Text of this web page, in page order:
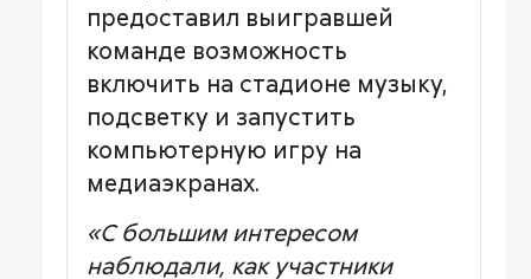
предоставил выигравшей
команде возможность
включить на стадионе музыку,
подсветку и запустить
компьютерную игру на
медиаэкранах.
«С большим интересом
наблюдали, как участники